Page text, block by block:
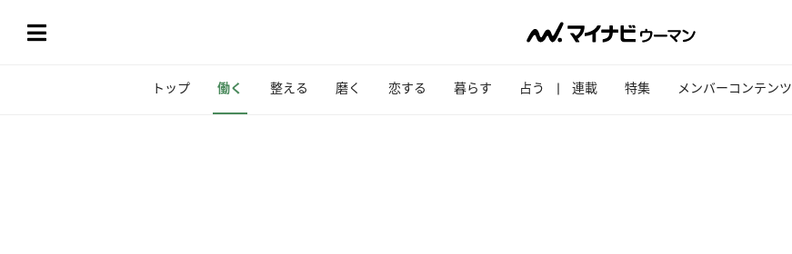
トップ 働く 整える 磨く 恋する 暮らす 占う 連載 特集 メンバーコンテンツ